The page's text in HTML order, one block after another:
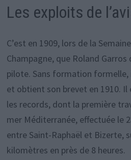
Les exploits de
C’est en 1909, lors de la
Champagne, que Roland
pilote. Sans formation formelle,
et obtient son brevet en 1910. Il
les records, dont la première
mer Méditerranée, effectuée le
entre Saint-Raphaël et Bizerte,
kilomètres en près de 8 heures.